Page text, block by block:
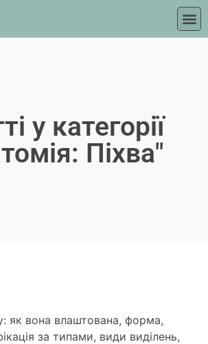
у категорії
Піхва"
як вона влаштована, форма,
за типами, види виділень,